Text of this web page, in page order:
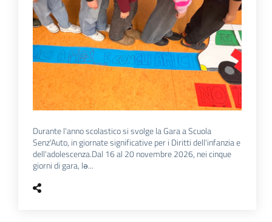
Durante l'anno scolastico si svolge la Gara a Scuola
Senz'Auto, in giornate significative per i Diritti dell'infanzia e
dell'adolescenza.Dal 16 al 20 novembre 2026, nei cinque
giorni di gara, lə...